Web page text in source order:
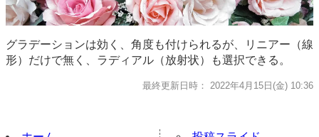
グラデーションは効く、角度も付けられるが、リニアー（線
形）だけで無く、ラディアル（放射状）も選択できる。
最終更新日時： 2022年4月15日(金) 10:36